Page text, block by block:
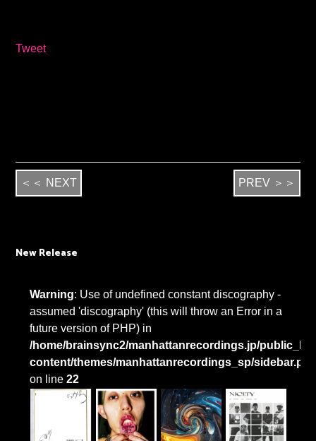
Tweet
＜＜ NEXT PREV ＞＞
New Release
Warning: Use of undefined constant discography -
assumed 'discography' (this will throw an Error in a
future version of PHP) in
/home/brainsync2/manhattanrecordings.jp/
content/themes/manhattanrecordings_sp/
on line22